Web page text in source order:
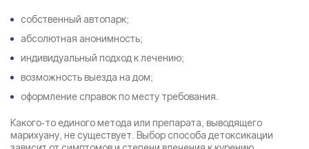
собственный автопарк;
абсолютная анонимность;
индивидуальный подход к лечению;
возможность выезда на дом;
оформление справок по месту требования.
Какого-то единого метода или препарата, выводящего
марихуану, не существует. Выбор способа детоксикации